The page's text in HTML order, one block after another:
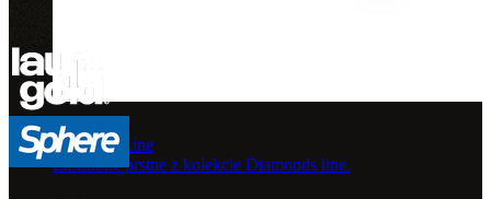
Diamond Line
Zásnubné prstne z kolekcie Diamonds line.